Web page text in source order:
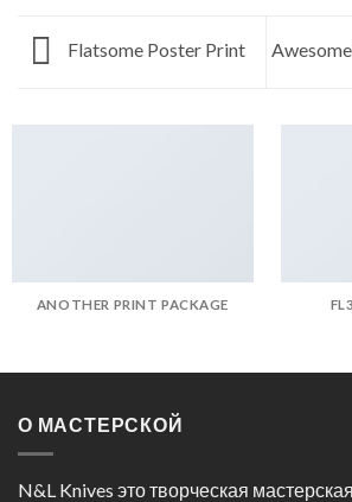
Flatsome Poster Print
ANOTHER PRINT PACKAGE
О МАСТЕРСКОЙ
N&L Knives это творческая